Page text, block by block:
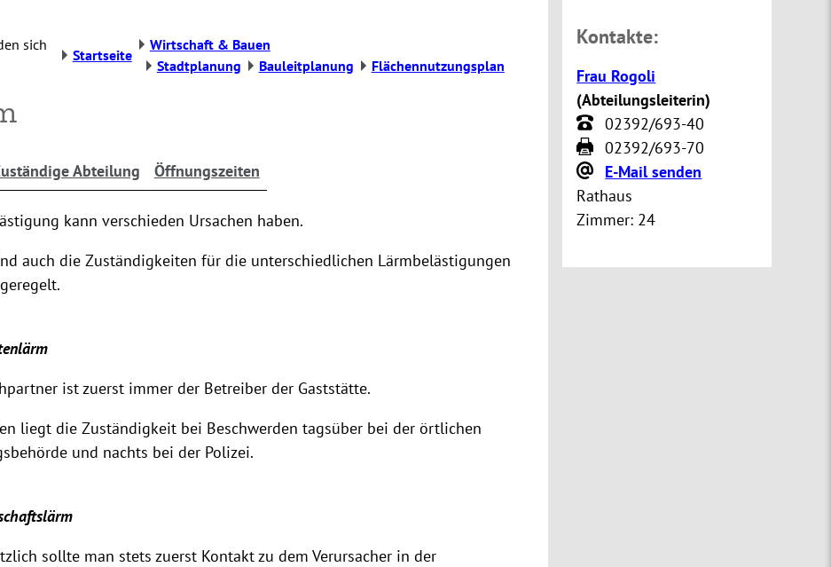
sich
Startseite
Wirtschaft & Bauen
Stadtplanung
Bauleitplanung Flächennutzungsplan
Abteilung Öffnungszeiten
kann verschieden Ursachen haben.
auch die Zuständigkeiten für die unterschiedlichen Lärmbelästigungen
ist zuerst immer der Betreiber der Gaststätte.
liegt die Zuständigkeit bei Beschwerden tagsüber bei der örtlichen
und nachts bei der Polizei.
sollte man stets zuerst Kontakt zu dem Verursacher in der
Kontakte:
Frau Rogoli
(Abteilungsleiterin)
02392/693-40
02392/693-70
E-Mail senden
Rathaus
Zimmer: 24